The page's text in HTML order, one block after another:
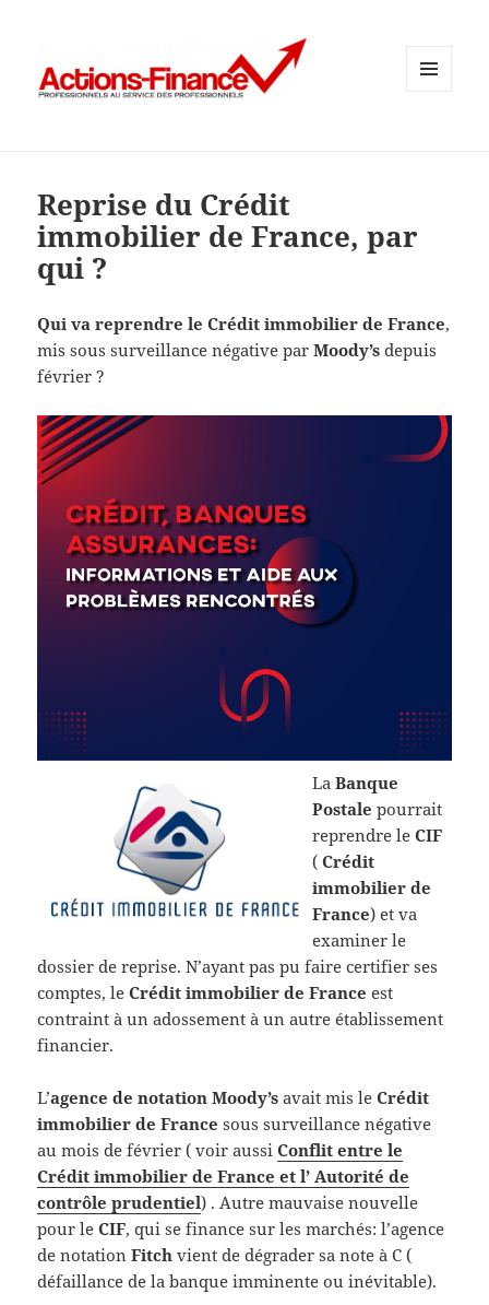
Reprise du Crédit
immobilier de France, par
qui ?
Qui va reprendre le Crédit immobilier de France,
mis sous surveillance négative parMoody’s depuis
février ?
LaBanque
Postale pourrait
reprendre leCIF
(Crédit
immobilier de
France) et va
examiner le
dossier de reprise. N’ayant pas pu faire certifier ses
comptes, leCrédit immobilier de France est
contraint à un adossement à un autre établissement
financier.
L’agence de notation Moody’s avait mis le Crédit
immobilier de France sous surveillance négative
au mois de février ( voir aussiConflit entre le
Crédit immobilier de France et l’ Autorité de
contrôle prudentiel) . Autre mauvaise nouvelle
pour leCIF, qui se finance sur les marchés: l’agence
de notationFitch vient de dégrader sa note à C (
défaillance de la banque imminente ou inévitable).